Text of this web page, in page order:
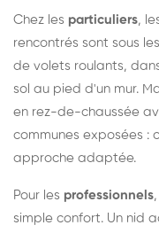
Chez les particuliers,
rencontrés sont sous
de volets roulants,
sol au pied d'un mur.
en rez-de-chaussée
communes exposées :
approche adaptée.
Pour les professionnels
simple confort. Un nid